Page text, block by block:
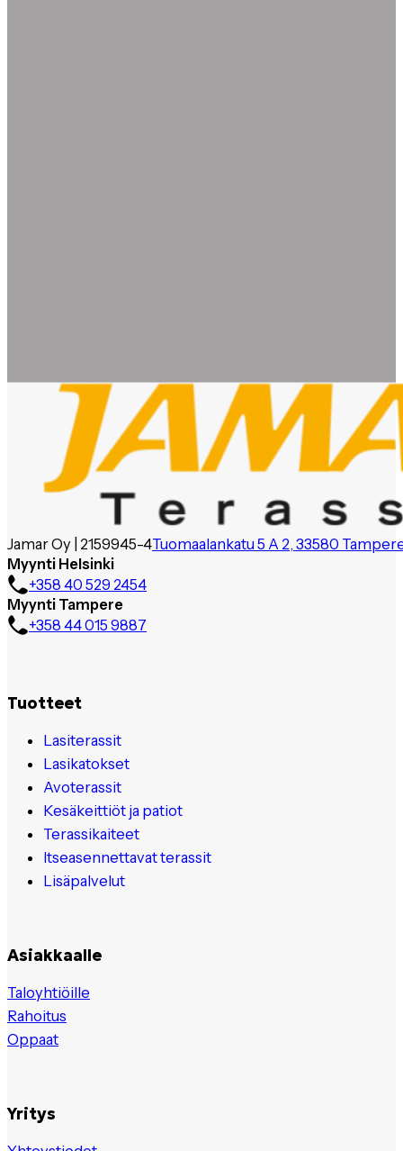
Jamar Oy | 2159945-4Tuomaalankatu 5 A 2, 33580
Myynti Helsinki
+358 40 529 2454
Myynti Tampere
+358 44 015 9887
Tuotteet
Lasiterassit
Lasikatokset
Avoterassit
Kesäkeittiöt ja patiot
Terassikaiteet
Itseasennettavat terassit
Lisäpalvelut
Asiakkaalle
Taloyhtiöille
Rahoitus
Oppaat
Yritys